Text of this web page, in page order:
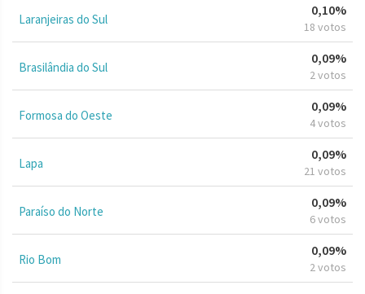
Laranjeiras do Sul
0,10%
18 votos
Brasilândia do Sul
0,09%
2 votos
Formosa do Oeste
0,09%
4 votos
Lapa
0,09%
21 votos
Paraíso do Norte
0,09%
6 votos
Rio Bom
0,09%
2 votos